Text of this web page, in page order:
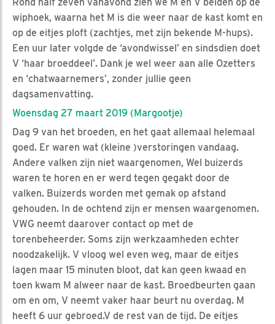
wiphoek, waarna het M is die weer naar de kast komt en
op de eitjes ploft (zachtjes, met zijn bekende M-hups).
Een uur later volgde de ‘avondwissel’ en sindsdien doet
V ‘haar broeddeel’. Dank je wel weer aan alle Ozetters
en ‘chatwaarnemers’, zonder jullie geen
dagsamenvatting.
Woensdag 27 maart 2019 (Margootje)
Dag 9 van het broeden, en het gaat allemaal helemaal
goed. Er waren wat (kleine )verstoringen vandaag.
Andere valken zijn niet waargenomen, Wel buizerds
waren te horen en er werd tegen gegakt door de
valken. Buizerds worden met gemak op afstand
gehouden. In de ochtend zijn er mensen waargenomen.
VWG neemt daarover contact op met de
torenbeheerder. Soms zijn werkzaamheden echter
noodzakelijk. V vloog wel even weg, maar de eitjes
lagen maar 15 minuten bloot, dat kan geen kwaad en
toen kwam M alweer naar de kast. Broedbeurten gaan
om en om, V neemt vaker haar beurt nu overdag. M
heeft 6 uur gebroed.V de rest van de tijd. De eitjes